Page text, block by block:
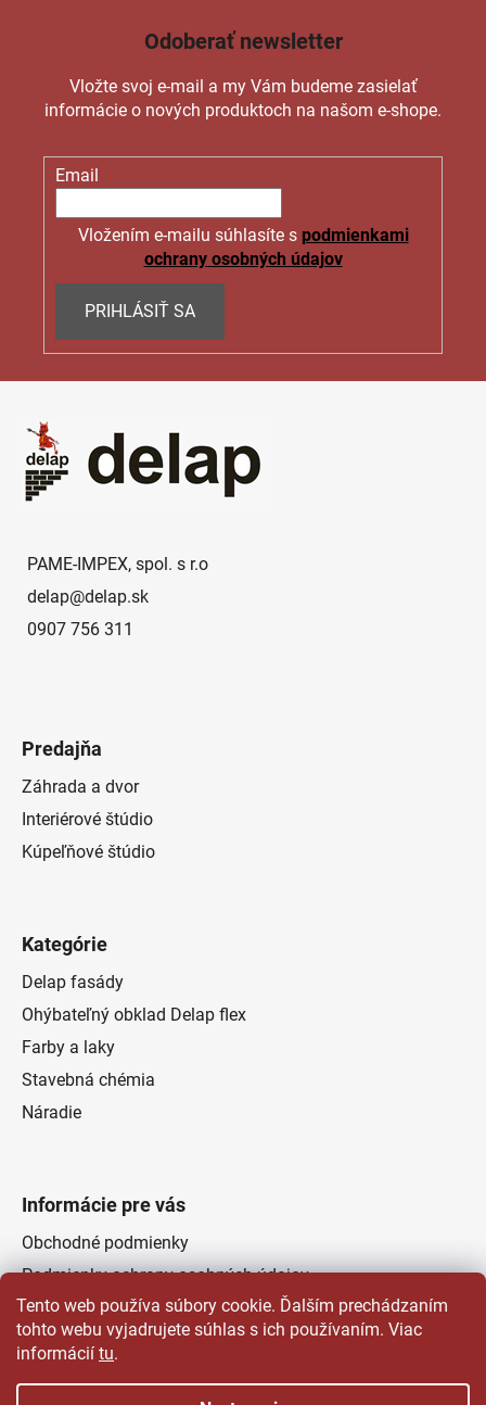
Tento web používa súbory cookie. Ďalším prechádzaním
tohto webu vyjadrujete súhlas s ich používaním. Viac
informácií tu.
Odoberať newsletter
Vložte svoj e-mail a my Vám budeme zasielať
informácie o nových produktoch na našom e-shope.
Email
Vložením e-mailu súhlasíte s podmienkami
ochrany osobných údajov
PRIHLÁSIŤ SA
PAME-IMPEX, spol. s r.o
delap@delap.sk
0907 756 311
Predajňa
Záhrada a dvor
Interiérové štúdio
Kúpeľňové štúdio
Kategórie
Delap fasády
Ohýbateľný obklad Delap flex
Farby a laky
Stavebná chémia
Náradie
Informácie pre vás
Obchodné podmienky
Podmienky ochrany osobných údajov
Odstúpenie od zmluvy
Kontakty